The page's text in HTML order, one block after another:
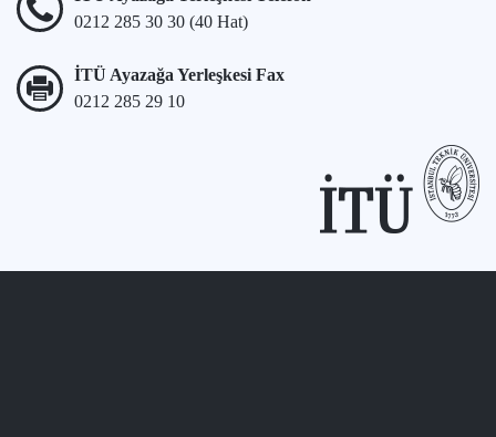
0212 285 30 30 (40 Hat)
İTÜ Ayazağa Yerleşkesi Fax
0212 285 29 10